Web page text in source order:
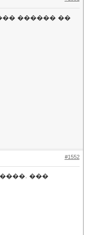
������ ��
#1552
���